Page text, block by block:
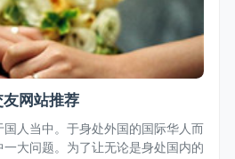
网站推荐
人当中。于身处外国的国际华人而
大问题。为了让无论是身处国内的